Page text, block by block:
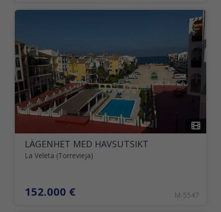
LÄGENHET MED HAVSUTSIKT
La Veleta (Torrevieja)
152.000 € M-5547